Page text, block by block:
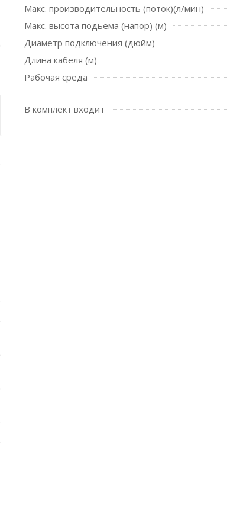
Макс. производительность (поток)(л/мин)
Макс. высота подьема (напор) (м)
Диаметр подключения (дюйм)
Длина кабеля (м)
Рабочая среда
В комплект входит